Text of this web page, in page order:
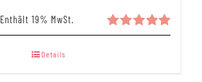
Bewertet
Enthält 19% MwSt.
Details